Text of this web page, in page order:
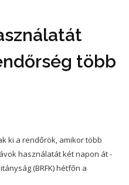
több
ki a rendőrök, amikor több
használatát két napon át -
(BRFK) hétfőn a